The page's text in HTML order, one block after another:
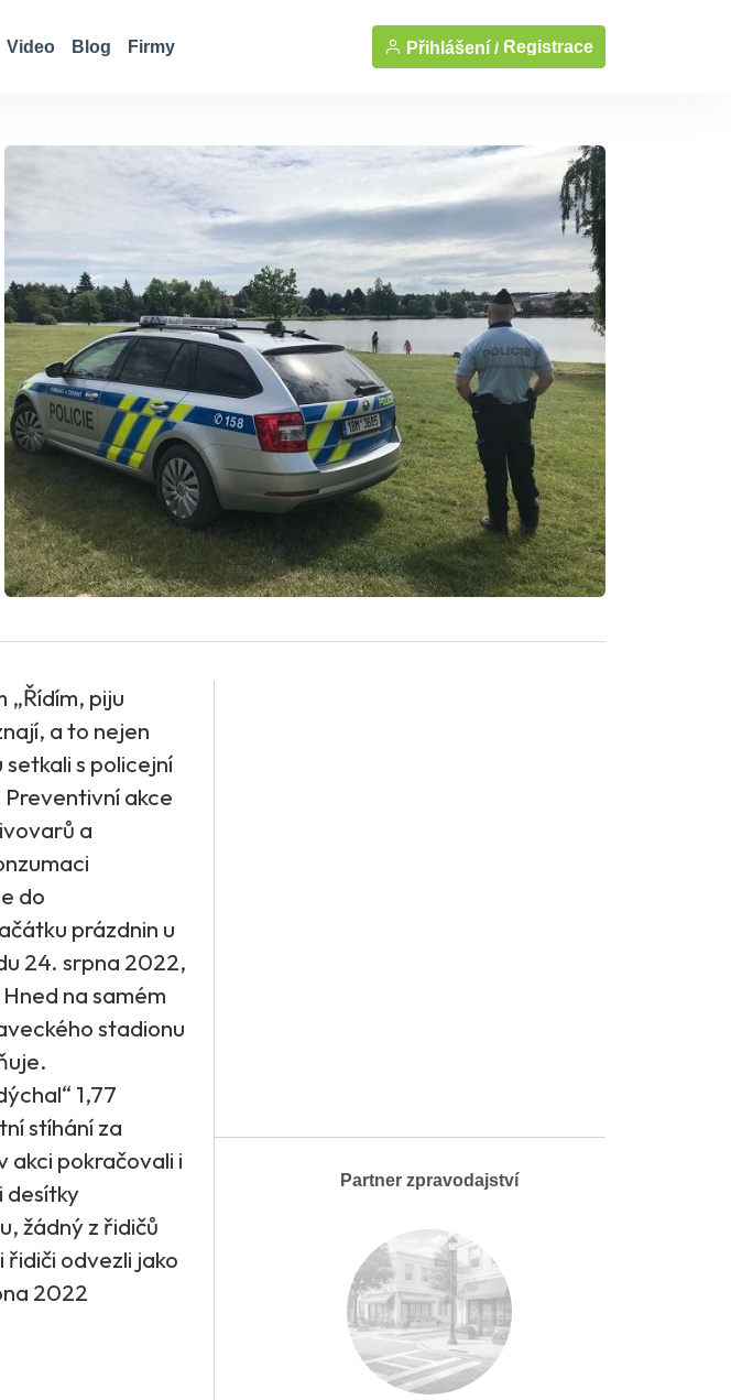
Video Blog Firmy Přihlášení / Registrace
„Řídím, piju
a to nejen
s policejní
akce
a
do
prázdnin u
24. srpna 2022,
na samém
stadionu
1,77
stíhání za
akci pokračovali i
desítky
žádný z řidičů
řidiči odvezli jako
2022
Partner zpravodajství